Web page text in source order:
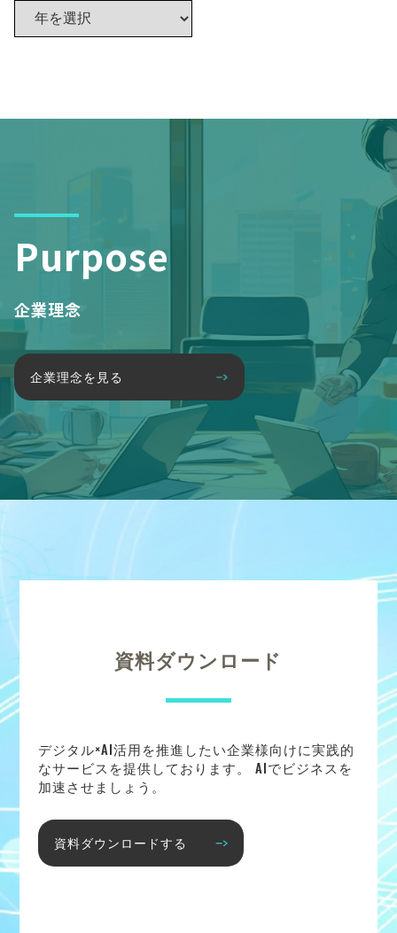
Purpose
企業理念
企業理念を見る
資料ダウンロード
デジタル×AI活用を推進したい企業様向けに実践的
なサービスを提供しております。 AIでビジネスを
加速させましょう。
資料ダウンロードする